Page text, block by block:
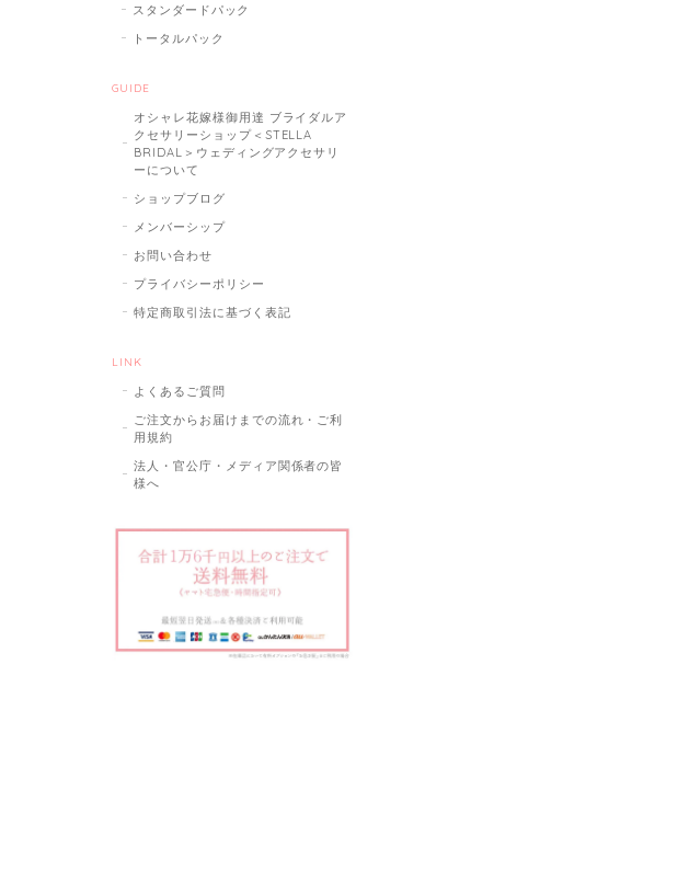
スタンダードパック
トータルパック
GUIDE
オシャレ花嫁様御用達 ブライダルア
クセサリーショップ＜STELLA
BRIDAL＞ウェディングアクセサリ
ーについて
ショップブログ
メンバーシップ
お問い合わせ
プライバシーポリシー
特定商取引法に基づく表記
LINK
よくあるご質問
ご注文からお届けまでの流れ・ご利
用規約
法人・官公庁・メディア関係者の皆
様へ